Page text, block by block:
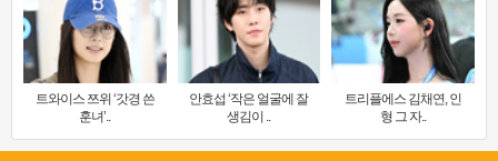
트와이스 쯔위 ‘갓경 쓴
훈녀’..
안효섭 ‘작은 얼굴에 잘
생김이 ..
트리플에스 김채연, 인
형 그 자..